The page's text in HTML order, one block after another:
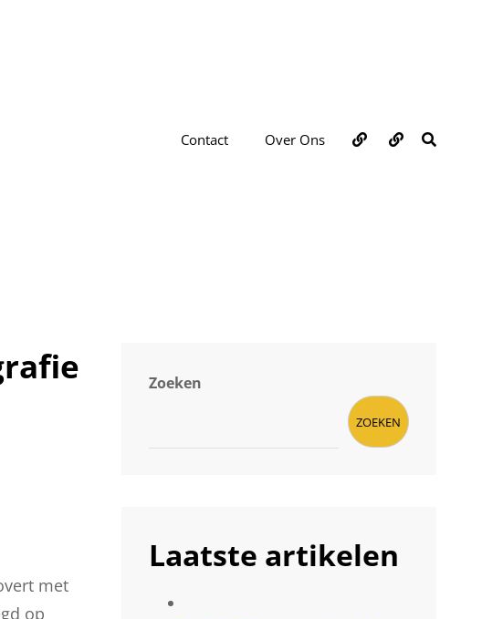
Contact Over Ons Over
ons
Contact
met
op
Zoeken
ZOEKEN
Laatste artikelen